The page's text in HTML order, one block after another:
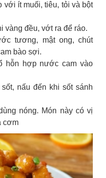
ít muối, tiêu, tỏi và bột
vàng đều, vớt ra để ráo.
tương, mật ong, chút
bào sợi.
hỗn hợp nước cam vào
nấu đến khi sốt sánh
nóng. Món này có vị
cơm